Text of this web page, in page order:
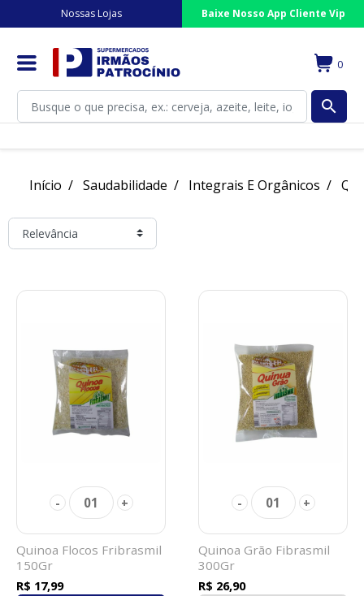
Nossas Lojas Baixe Nosso App Cliente Vip
0
search
Início Saudabilidade Integrais E Orgânicos
- 01 +
Quinoa Flocos Fribrasmil
150Gr
R$ 17,99
- 01 +
Quinoa Grão Fibrasmil
300Gr
R$ 26,90